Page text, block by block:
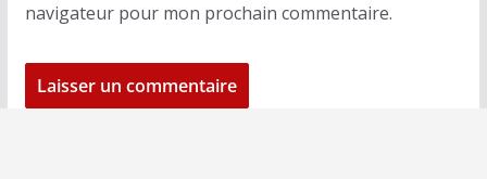
navigateur pour mon prochain commentaire.